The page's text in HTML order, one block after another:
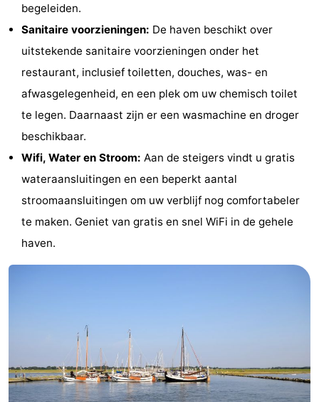
Speeltuinen
Sporten
Fietsen
Wandelen
Wadlopen
Eten
drinken
Zeehonden
Nationaal
Praktisch
Boot
Waddenhoppen
begeleiden.
Sanitaire voorzieningen: De haven beschikt over
uitstekende sanitaire voorzieningen onder het
restaurant, inclusief toiletten, douches, was- en
afwasgelegenheid, en een plek om uw chemisch toilet
te legen. Daarnaast zijn er een wasmachine en droger
beschikbaar.
Wifi, Water en Stroom: Aan de steigers vindt u gratis
wateraansluitingen en een beperkt aantal
stroomaansluitingen om uw verblijf nog comfortabeler
te maken. Geniet van gratis en snel WiFi in de gehele
haven.